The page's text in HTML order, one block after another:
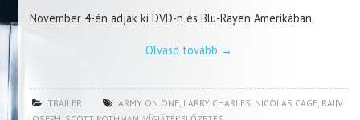
November 4-én adják ki DVD-n és Blu-Rayen Amerikában.
Olvasd tovább →
TRAILER ARMY ON ONE LARRY CHARLES NICOLAS CAGE RAJIV